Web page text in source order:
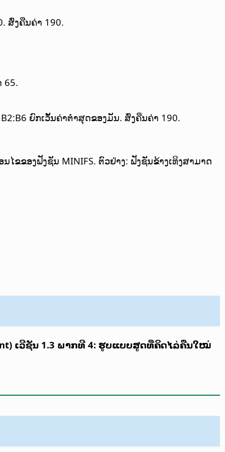
ສົ່ງຄືນຄ່າ 190.
65.
ຍົກເວັ້ນຄ່າຕ່ຳສຸດຂອງມັນ. ສົ່ງຄືນຄ່າ 190.
ຂຂອງຟັງຊັນ MINIFS. ຕົວຢ່າງ: ຟັງຊັນຂ້າງເທິງສາມາດ
ເວີຊັນ 1.3 ພາກທີ 4: ຮູບແບບສູດທີ່ຄິດໄລ່ຄືນໃໝ່